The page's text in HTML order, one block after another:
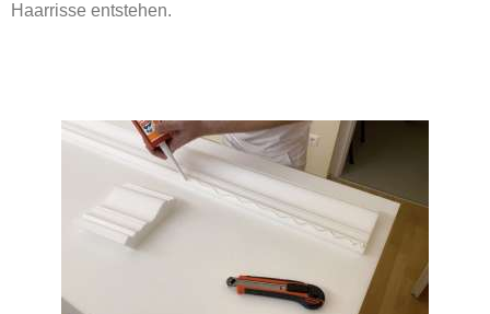
Haarrisse entstehen.